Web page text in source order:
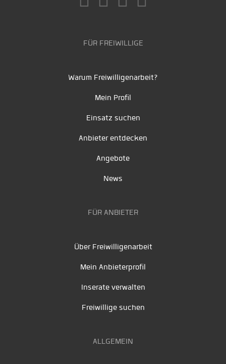
FÜR FREIWILLIGE
Warum Freiwilligenarbeit?
Mein Profil
Einsatz suchen
Anbieter entdecken
Angebote
News
FÜR ANBIETER
Über Freiwilligenarbeit
Mein Anbieterprofil
Inserate verwalten
Freiwillige suchen
ALLGEMEIN